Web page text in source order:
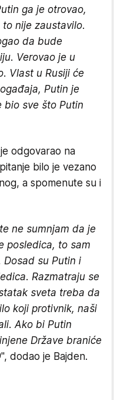
ga je otrovao,
nije zaustavilo.
da bude
Verovao je u
Vlast u Rusiji će
Putin je
bio sve što Putin
odgovarao na
bilo je vezano
a spomenute su i
ne sumnjam da je
posledica, to sam
Dosad su Putin i
Razmatraju se
sveta treba da
koji protivnik, naši
Ako bi Putin
Države braniće
", dodao je Bajden.